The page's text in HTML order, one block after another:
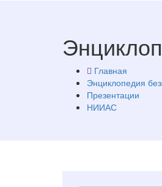
Главная
Энциклопедия
Презентации
НИИАС